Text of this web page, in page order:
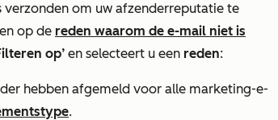
verzonden om uw afzenderreputatie te
op de reden waarom de e-mail niet is
op’ en selecteert u een reden:
hebben afgemeld voor alle marketing-e-
.